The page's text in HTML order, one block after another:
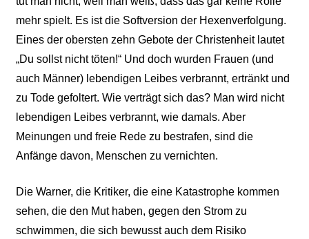
mehr spielt. Es ist die Softversion der Hexenverfolgung.
Eines der obersten zehn Gebote der Christenheit lautet
„Du sollst nicht töten!“ Und doch wurden Frauen (und
auch Männer) lebendigen Leibes verbrannt, ertränkt und
zu Tode gefoltert. Wie verträgt sich das? Man wird nicht
lebendigen Leibes verbrannt, wie damals. Aber
Meinungen und freie Rede zu bestrafen, sind die
Anfänge davon, Menschen zu vernichten.
Die Warner, die Kritiker, die eine Katastrophe kommen
sehen, die den Mut haben, gegen den Strom zu
schwimmen, die sich bewusst auch dem Risiko